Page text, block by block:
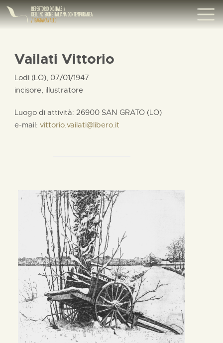
Vailati Vittorio
Lodi (LO), 07/01/1947
incisore, illustratore
Luogo di attività: 26900 SAN GRATO (LO)
e-mail: vittorio.vailati@libero.it